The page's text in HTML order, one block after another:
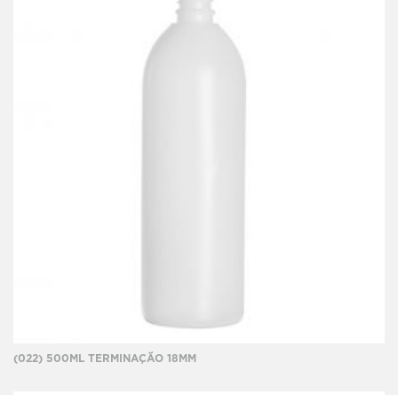
(022) 500ML TERMINAÇÃO 18MM